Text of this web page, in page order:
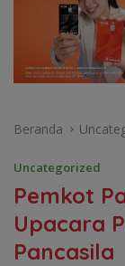
Beranda
Uncategorized
Pemkot
Upacara
Pancasila